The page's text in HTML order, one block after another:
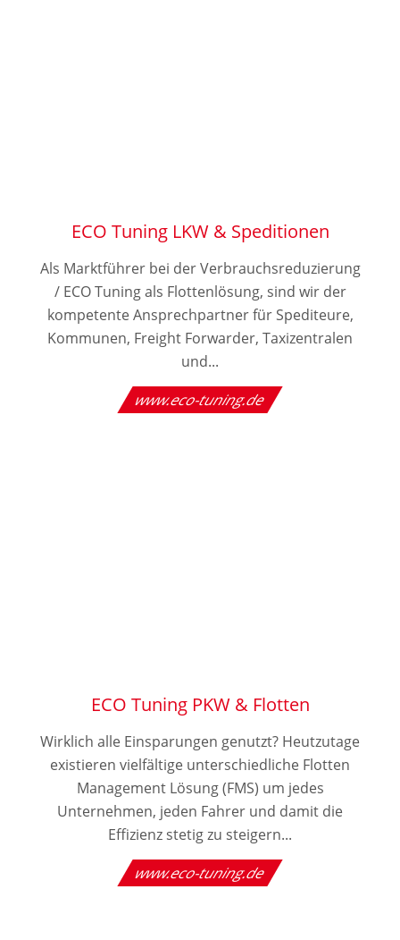
ECO Tuning LKW & Speditionen
Als Marktführer bei der Verbrauchsreduzierung
/ ECO Tuning als Flottenlösung, sind wir der
kompetente Ansprechpartner für Spediteure,
Kommunen, Freight Forwarder, Taxizentralen
und...
www.eco-tuning.de
ECO Tuning PKW & Flotten
Wirklich alle Einsparungen genutzt? Heutzutage
existieren vielfältige unterschiedliche Flotten
Management Lösung (FMS) um jedes
Unternehmen, jeden Fahrer und damit die
Effizienz stetig zu steigern...
www.eco-tuning.de